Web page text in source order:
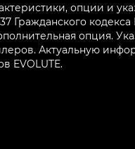
опции и
Гражданского
опция.
Актуальную
EVOLUTE.